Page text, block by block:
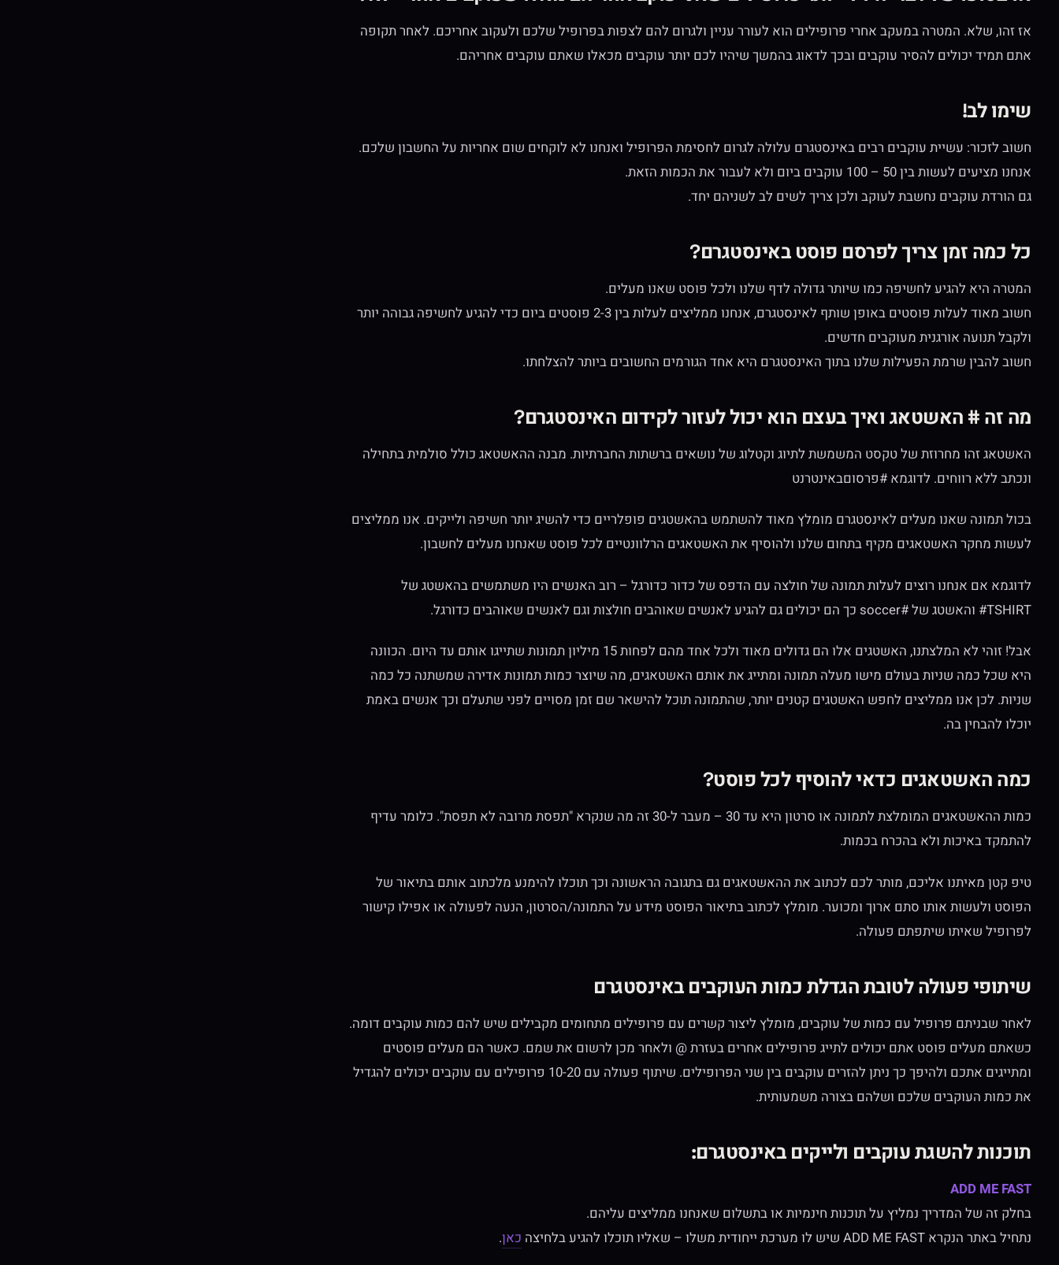
אז זהו, שלא. המטרה במעקב אחרי פרופילים הוא לעורר עניין ולגרום להם לצפות בפרופיל שלכם ולעקוב אחריכם. לאחר תקופה
אתם תמיד יכולים להסיר עוקבים ובכך לדאוג בהמשך שיהיו לכם יותר עוקבים מכאלו שאתם עוקבים אחריהם.
שימו לב!
חשוב לזכור: עשיית עוקבים רבים באינסטגרם עלולה לגרום לחסימת הפרופיל ואנחנו לא לוקחים שום אחריות על החשבון שלכם.
אנחנו מציעים לעשות בין 50 – 100 עוקבים ביום ולא לעבור את הכמות הזאת.
גם הורדת עוקבים נחשבת לעוקב ולכן צריך לשים לב לשניהם יחד.
כל כמה זמן צריך לפרסם פוסט באינסטגרם?
המטרה היא להגיע לחשיפה כמו שיותר גדולה לדף שלנו ולכל פוסט שאנו מעלים.
חשוב מאוד לעלות פוסטים באופן שותף לאינסטגרם, אנחנו ממליצים לעלות בין 2-3 פוסטים ביום כדי להגיע לחשיפה גבוהה יותר
ולקבל תנועה אורגנית מעוקבים חדשים.
חשוב להבין שרמת הפעילות שלנו בתוך האינסטגרם היא אחד הגורמים החשובים ביותר להצלחתו.
מה זה # האשטאג ואיך בעצם הוא יכול לעזור לקידום האינסטגרם?
האשטאג זהו מחרוזת של טקסט המשמשת לתיוג וקטלוג של נושאים ברשתות החברתיות. מבנה ההאשטאג כולל סולמית בתחילה
ונכתב ללא רווחים. לדוגמא #פרסוםבאינטרנט
בכול תמונה שאנו מעלים לאינסטגרם מומלץ מאוד להשתמש בהאשטגים פופלריים כדי להשיג יותר חשיפה ולייקים. אנו ממליצים
לעשות מחקר האשטאגים מקיף בתחום שלנו ולהוסיף את האשטאגים הרלוונטיים לכל פוסט שאנחנו מעלים לחשבון.
לדוגמא אם אנחנו רוצים לעלות תמונה של חולצה עם הדפס של כדור כדורגל – רוב האנשים היו משתמשים בהאשטג של
TSHIRT# והאשטג של #soccer כך הם יכולים גם להגיע לאנשים שאוהבים חולצות וגם לאנשים שאוהבים כדורגל.
אבל! זוהי לא המלצתנו, האשטגים אלו הם גדולים מאוד ולכל אחד מהם לפחות 15 מיליון תמונות שתייגו אותם עד היום. הכוונה
היא שכל כמה שניות בעולם מישו מעלה תמונה ומתייג את אותם האשטאגים, מה שיוצר כמות תמונות אדירה שמשתנה כל כמה
שניות. לכן אנו ממליצים לחפש האשטגים קטנים יותר, שהתמונה תוכל להישאר שם זמן מסויים לפני שתעלם וכך אנשים באמת
יוכלו להבחין בה.
כמה האשטאגים כדאי להוסיף לכל פוסט?
כמות ההאשטאגים המומלצת לתמונה או סרטון היא עד 30 – מעבר ל-30 זה מה שנקרא "תפסת מרובה לא תפסת". כלומר עדיף
להתמקד באיכות ולא בהכרח בכמות.
טיפ קטן מאיתנו אליכם, מותר לכם לכתוב את ההאשטאגים גם בתגובה הראשונה וכך תוכלו להימנע מלכתוב אותם בתיאור של
הפוסט ולעשות אותו סתם ארוך ומכוער. מומלץ לכתוב בתיאור הפוסט מידע על התמונה/הסרטון, הנעה לפעולה או אפילו קישור
לפרופיל שאיתו שיתפתם פעולה.
שיתופי פעולה לטובת הגדלת כמות העוקבים באינסטגרם
לאחר שבניתם פרופיל עם כמות של עוקבים, מומלץ ליצור קשרים עם פרופילים מתחומים מקבילים שיש להם כמות עוקבים דומה.
כשאתם מעלים פוסט אתם יכולים לתייג פרופילים אחרים בעזרת @ ולאחר מכן לרשום את שמם. כאשר הם מעלים פוסטים
ומתייגים אתכם ולהיפך כך ניתן להזרים עוקבים בין שני הפרופילים. שיתוף פעולה עם 10-20 פרופילים עם עוקבים יכולים להגדיל
את כמות העוקבים שלכם ושלהם בצורה משמעותית.
תוכנות להשגת עוקבים ולייקים באינסטגרם:
ADD ME FAST
בחלק זה של המדריך נמליץ על תוכנות חינמיות או בתשלום שאנחנו ממליצים עליהם.
נתחיל באתר הנקרא ADD ME FAST שיש לו מערכת ייחודית משלו – שאליו תוכלו להגיע בלחיצה
כאן.